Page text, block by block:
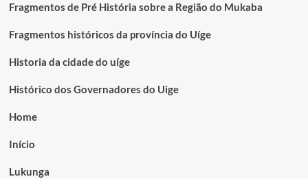
Fragmentos de Pré História sobre a Região do Mukaba
Fragmentos históricos da província do Uíge
Historia da cidade do uíge
Histórico dos Governadores do Uige
Home
Início
Lukunga